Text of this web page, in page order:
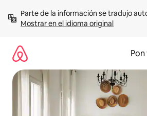
contenidoMostrar en el idioma original